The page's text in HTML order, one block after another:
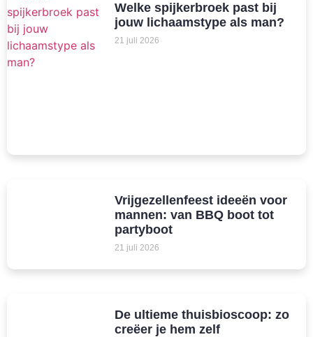
Welke spijkerbroek past bij
jouw lichaamstype als man?
21 juli 2026
Vrijgezellenfeest ideeën voor
mannen: van BBQ boot tot
partyboot
21 juli 2026
De ultieme thuisbioscoop: zo
creëer je hem zelf